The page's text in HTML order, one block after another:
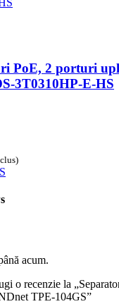
PoE, 2 porturi
3T0310HP-E-HS
acum.
o recenzie la
TPE-104GS”